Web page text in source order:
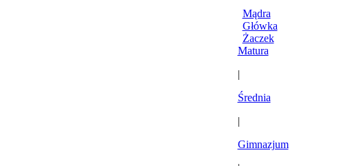
Mądra
Główka
Żaczek
Matura
|
Średnia
|
Gimnazjum